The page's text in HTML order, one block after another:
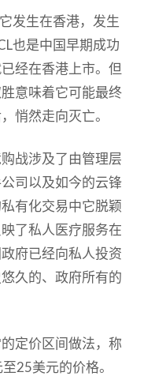
发生在香港，发生
也是中国早期成功
经在香港上市。但
意味着它可能最终
悄然走向灭亡。
战涉及了由管理层
司以及如今的云锋
有化交易中它脱颖
了私人医疗服务在
府已经向私人投资
久的、政府所有的
定价区间做法，称
25美元的价格。